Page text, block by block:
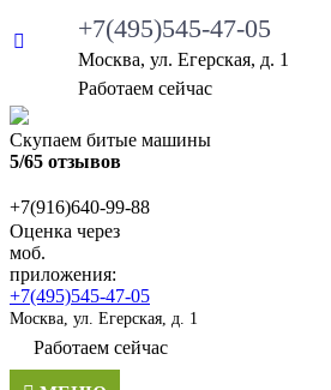
+7(495)545-47-05
Москва, ул. Егерская, д. 1
Работаем сейчас
Скупаем битые машины
5/65 отзывов
+7(916)640-99-88
Оценка через
моб.
приложения:
+7(495)545-47-05
Москва, ул. Егерская, д. 1
Работаем сейчас